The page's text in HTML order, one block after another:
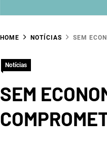
HOME NOTÍCIAS SEM
Notícias
SEM